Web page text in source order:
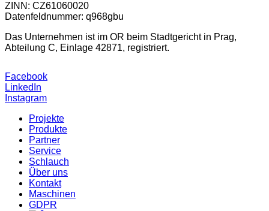
ZINN: CZ61060020
Datenfeldnummer: q968gbu
Das Unternehmen ist im OR beim Stadtgericht in Prag,
Abteilung C, Einlage 42871, registriert.
Facebook
LinkedIn
Instagram
Projekte
Produkte
Partner
Service
Schlauch
Über uns
Kontakt
Maschinen
GDPR